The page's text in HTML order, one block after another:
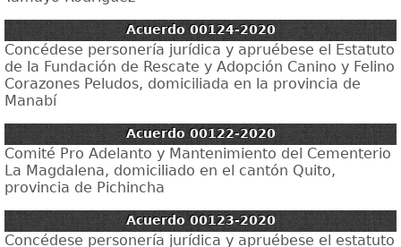
Acuerdo 00124-2020
Concédese personería jurídica y apruébese el Estatuto
de la Fundación de Rescate y Adopción Canino y Felino
Corazones Peludos, domiciliada en la provincia de
Manabí
Acuerdo 00122-2020
Comité Pro Adelanto y Mantenimiento del Cementerio
La Magdalena, domiciliado en el cantón Quito,
provincia de Pichincha
Acuerdo 00123-2020
Concédese personería jurídica y apruébese el estatuto